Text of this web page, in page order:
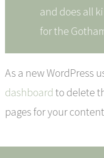
and does all
for the
As a new WordPress
dashboard to delete
pages for your